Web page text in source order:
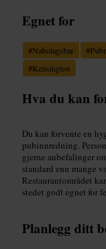
Egnet for
#Nabolagsbar #
#Kensington
Hva du kan
Du kan forvente en
pubinnredning.
gjerne anbefalinger
standard enn mange
Restaurantområdet
stedet godt egnet for
Planlegg ditt